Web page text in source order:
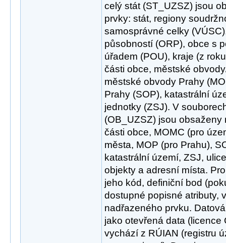
celý stát (ST_UZSZ) jsou
prvky: stát, regiony
samosprávné celky
působností (ORP), obce s
úřadem (POU), kraje (z
části obce, městské
městské obvody Prahy
Prahy (SOP), katastrální
jednotky (ZSJ). V
(OB_UZSZ) jsou
části obce, MOMC (pro
města, MOP (pro Prahu),
katastrální území, ZSJ,
objekty a adresní místa.
jeho kód, definiční bod
dostupné popisné atributy,
nadřazeného prvku.
jako otevřená data (licence
vychází z RÚIAN (registru